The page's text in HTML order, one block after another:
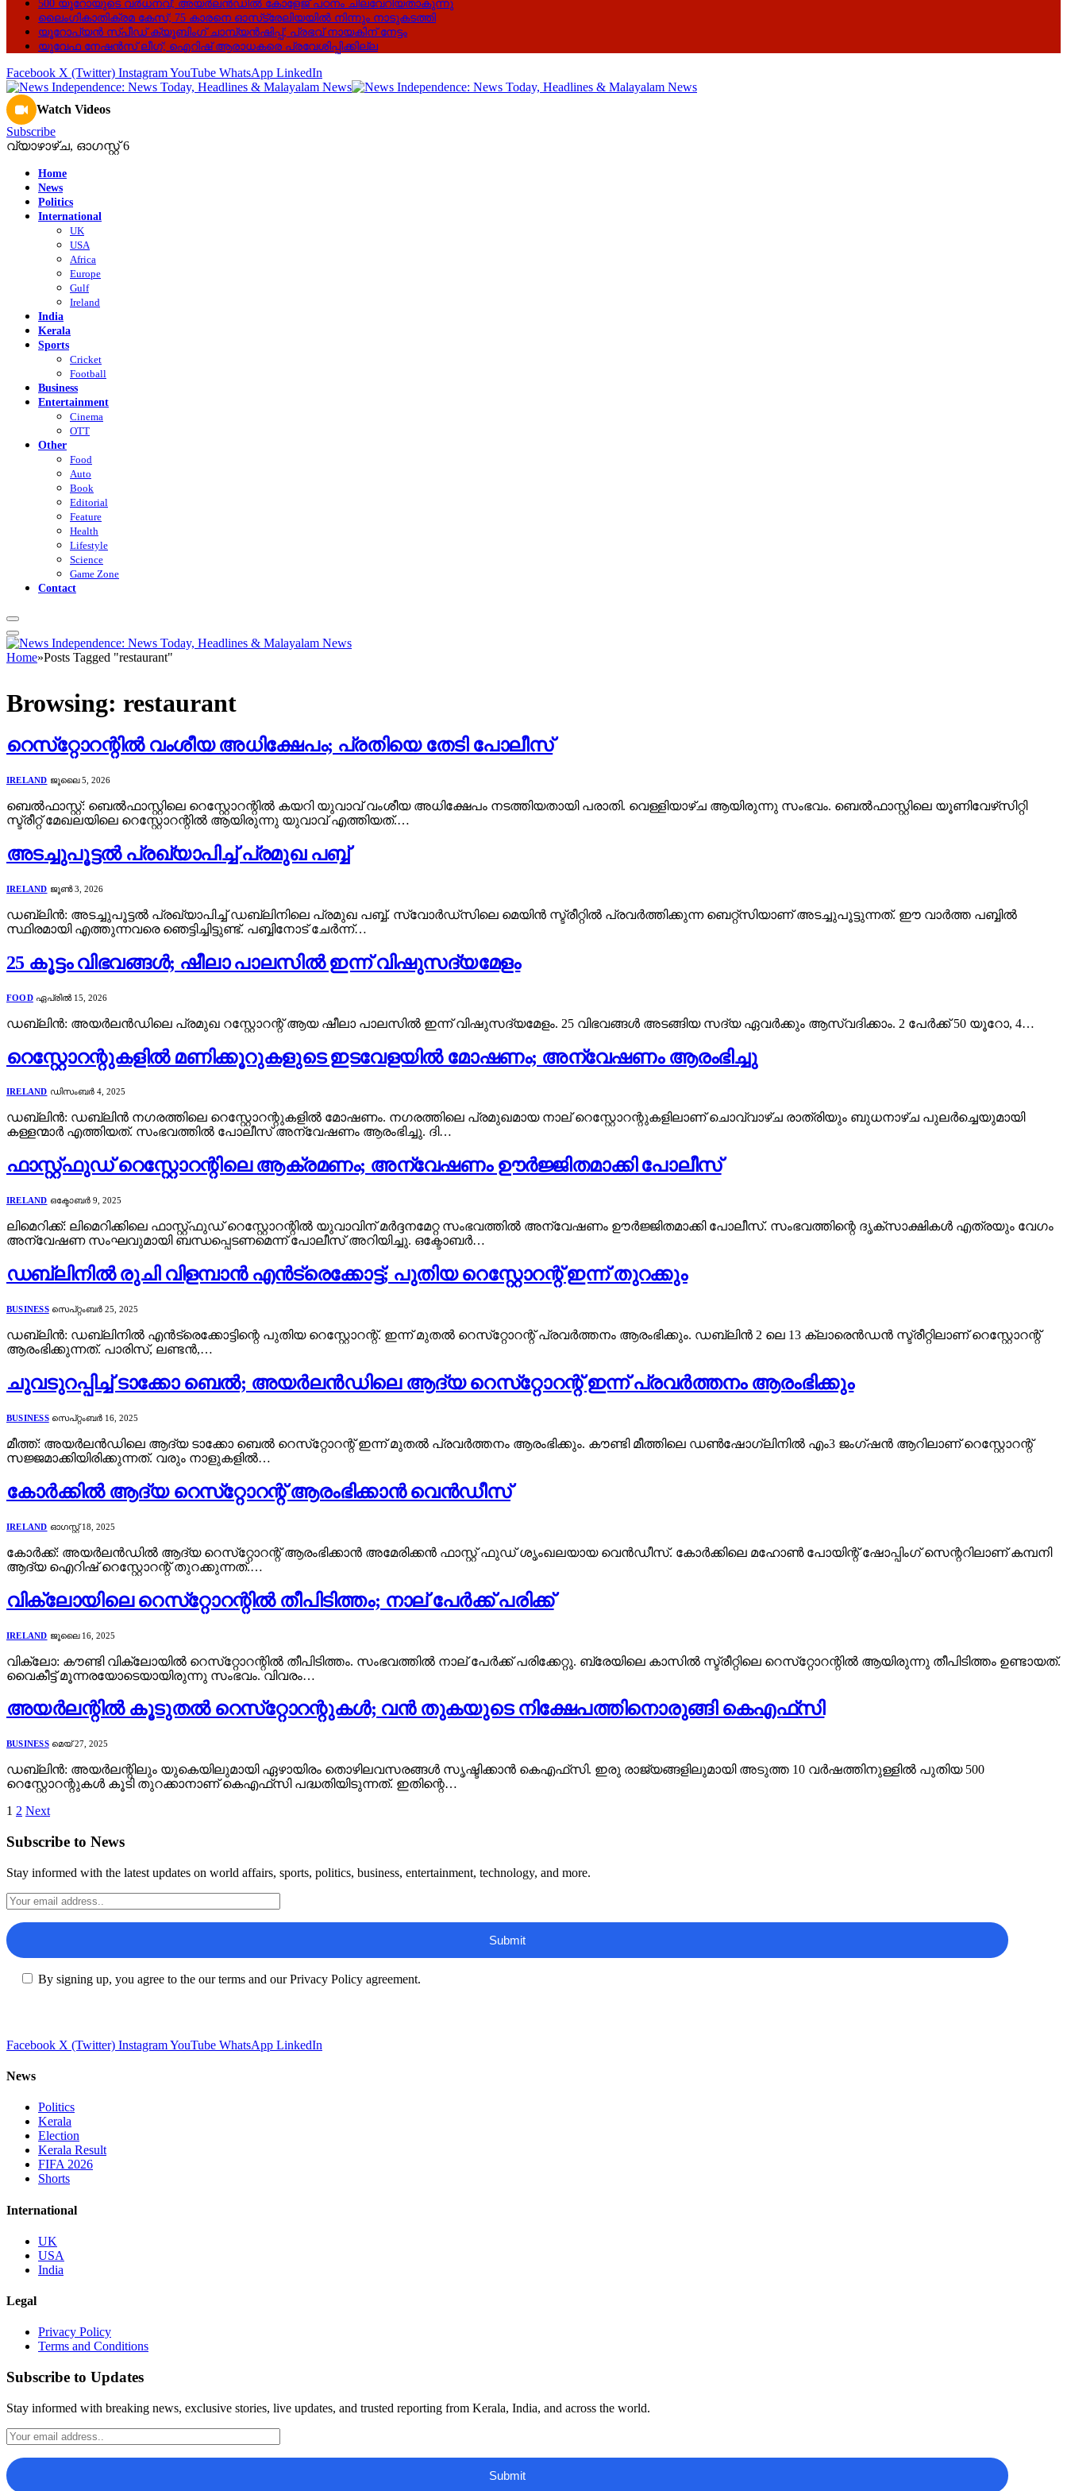
500 യൂറോയുടെ വർധനവ്; അയർലൻഡിൽ കോളേജ് പഠനം ചിലവേറിയതാകുന്നു
ലൈംഗികാതിക്രമ കേസ്; 75 കാരനെ ഓസ്‌ട്രേലിയയിൽ നിന്നും നാടുകടത്തി
യൂറോപ്യൻ സ്പീഡ് ക്യൂബിംഗ് ചാമ്പ്യൻഷിപ്പ്; പ്രഭവ് നായകിന് നേട്ടം
യുവേഫ നേഷൻസ് ലീഗ്; ഐറിഷ് ആരാധകരെ പ്രവേശിപ്പിക്കില്ല
Facebook X (Twitter) InstagramYouTube WhatsApp LinkedIn
Watch Videos
Subscribe
വ്യാഴാഴ്‌ച, ഓഗസ്റ്റ്‌ 6
Home
News
Politics
International
UK
USA
Africa
Europe
Gulf
Ireland
India
Kerala
Sports
Cricket
Football
Business
Entertainment
Cinema
OTT
Other
Food
Auto
Book
Editorial
Feature
Health
Lifestyle
Science
Game Zone
Contact
Home»Posts Tagged "restaurant"
Browsing: restaurant
റെസ്‌റ്റോറന്റിൽ വംശീയ അധിക്ഷേപം; പ്രതിയെ തേടി പോലീസ്
IRELAND ജൂലൈ 5, 2026
ബെൽഫാസ്റ്റ്: ബെൽഫാസ്റ്റിലെ റെസ്റ്റോറന്റിൽ കയറി യുവാവ് വംശീയ അധിക്ഷേപം നടത്തിയതായി പരാതി. വെള്ളിയാഴ്ച ആയിരുന്നു സംഭവം. ബെൽഫാസ്റ്റിലെ യൂണിവേഴ്‌സിറ്റി
സ്ട്രീറ്റ് മേഖലയിലെ റെസ്റ്റോറന്റിൽ ആയിരുന്നു യുവാവ് എത്തിയത്.…
അടച്ചുപൂട്ടൽ പ്രഖ്യാപിച്ച് പ്രമുഖ പബ്ബ്
IRELAND ജൂൺ 3, 2026
ഡബ്ലിൻ: അടച്ചുപൂട്ടൽ പ്രഖ്യാപിച്ച് ഡബ്ലിനിലെ പ്രമുഖ പബ്ബ്. സ്വോർഡ്‌സിലെ മെയിൻ സ്ട്രീറ്റിൽ പ്രവർത്തിക്കുന്ന ബെറ്റ്‌സിയാണ് അടച്ചുപൂട്ടുന്നത്. ഈ വാർത്ത പബ്ബിൽ
സ്ഥിരമായി എത്തുന്നവരെ ഞെട്ടിച്ചിട്ടുണ്ട്. പബ്ബിനോട് ചേർന്ന്…
25 കൂട്ടം വിഭവങ്ങൾ; ഷീലാ പാലസിൽ ഇന്ന് വിഷുസദ്യമേളം
FOOD ഏപ്രിൽ 15, 2026
ഡബ്ലിൻ: അയർലൻഡിലെ പ്രമുഖ റസ്റ്റോറന്റ് ആയ ഷീലാ പാലസിൽ ഇന്ന് വിഷുസദ്യമേളം. 25 വിഭവങ്ങൾ അടങ്ങിയ സദ്യ ഏവർക്കും ആസ്വദിക്കാം. 2 പേർക്ക് 50 യൂറോ, 4…
റെസ്റ്റോറന്റുകളിൽ മണിക്കൂറുകളുടെ ഇടവേളയിൽ മോഷണം; അന്വേഷണം ആരംഭിച്ചു
IRELAND ഡിസംബർ 4, 2025
ഡബ്ലിൻ: ഡബ്ലിൻ നഗരത്തിലെ റെസ്റ്റോറന്റുകളിൽ മോഷണം. നഗരത്തിലെ പ്രമുഖമായ നാല് റെസ്റ്റോറന്റുകളിലാണ് ചൊവ്വാഴ്ച രാത്രിയും ബുധനാഴ്ച പുലർച്ചെയുമായി
കള്ളന്മാർ എത്തിയത്. സംഭവത്തിൽ പോലീസ് അന്വേഷണം ആരംഭിച്ചു. ദി…
ഫാസ്റ്റ്ഫുഡ് റെസ്റ്റോറന്റിലെ ആക്രമണം; അന്വേഷണം ഊർജ്ജിതമാക്കി പോലീസ്
IRELAND ഒക്ടോബർ 9, 2025
ലിമെറിക്ക്: ലിമെറിക്കിലെ ഫാസ്റ്റ്ഫുഡ് റെസ്റ്റോറന്റിൽ യുവാവിന് മർദ്ദനമേറ്റ സംഭവത്തിൽ അന്വേഷണം ഊർജ്ജിതമാക്കി പോലീസ്. സംഭവത്തിന്റെ ദൃക്‌സാക്ഷികൾ എത്രയും വേഗം
അന്വേഷണ സംഘവുമായി ബന്ധപ്പെടണമെന്ന് പോലീസ് അറിയിച്ചു. ഒക്ടോബർ…
ഡബ്ലിനിൽ രുചി വിളമ്പാൻ എൻട്രെക്കോട്ട്; പുതിയ റെസ്റ്റോറന്റ് ഇന്ന് തുറക്കും
BUSINESS സെപ്റ്റംബർ 25, 2025
ഡബ്ലിൻ: ഡബ്ലിനിൽ എൻട്രെക്കോട്ടിന്റെ പുതിയ റെസ്റ്റോറന്റ്. ഇന്ന് മുതൽ റെസ്‌റ്റോറന്റ് പ്രവർത്തനം ആരംഭിക്കും. ഡബ്ലിൻ 2 ലെ 13 ക്ലാരെൻഡൻ സ്ട്രീറ്റിലാണ് റെസ്റ്റോറന്റ്
ആരംഭിക്കുന്നത്. പാരിസ്, ലണ്ടൻ,…
ചുവടുറപ്പിച്ച് ടാക്കോ ബെൽ; അയർലൻഡിലെ ആദ്യ റെസ്‌റ്റോറന്റ് ഇന്ന് പ്രവർത്തനം ആരംഭിക്കും
BUSINESS സെപ്റ്റംബർ 16, 2025
മീത്ത്: അയർലൻഡിലെ ആദ്യ ടാക്കോ ബെൽ റെസ്‌റ്റോറന്റ് ഇന്ന് മുതൽ പ്രവർത്തനം ആരംഭിക്കും. കൗണ്ടി മീത്തിലെ ഡൺഷോഗ്ലിനിൽ എം3 ജംഗ്ഷൻ ആറിലാണ് റെസ്റ്റോറന്റ്
സജ്ജമാക്കിയിരിക്കുന്നത്. വരും നാളുകളിൽ…
കോർക്കിൽ ആദ്യ റെസ്‌റ്റോറന്റ് ആരംഭിക്കാൻ വെൻഡീസ്
IRELAND ഓഗസ്റ്റ്‌ 18, 2025
കോർക്ക്: അയർലൻഡിൽ ആദ്യ റെസ്‌റ്റോറന്റ് ആരംഭിക്കാൻ അമേരിക്കൻ ഫാസ്റ്റ് ഫുഡ് ശൃംഖലയായ വെൻഡീസ്. കോർക്കിലെ മഹോൺ പോയിന്റ് ഷോപ്പിംഗ് സെന്ററിലാണ് കമ്പനി
ആദ്യ ഐറിഷ് റെസ്റ്റോറന്റ് തുറക്കുന്നത്.…
വിക്ലോയിലെ റെസ്‌റ്റോറന്റിൽ തീപിടിത്തം; നാല് പേർക്ക് പരിക്ക്
IRELAND ജൂലൈ 16, 2025
വിക്ലോ: കൗണ്ടി വിക്ലോയിൽ റെസ്‌റ്റോറന്റിൽ തീപിടിത്തം. സംഭവത്തിൽ നാല് പേർക്ക് പരിക്കേറ്റു. ബ്രേയിലെ കാസിൽ സ്ട്രീറ്റിലെ റെസ്‌റ്റോറന്റിൽ ആയിരുന്നു തീപിടിത്തം ഉണ്ടായത്.
വൈകീട്ട് മൂന്നരയോടെയായിരുന്നു സംഭവം. വിവരം…
അയർലന്റിൽ കൂടുതൽ റെസ്‌റ്റോറന്റുകൾ; വൻ തുകയുടെ നിക്ഷേപത്തിനൊരുങ്ങി കെഎഫ്‌സി
BUSINESS മെയ്‌ 27, 2025
ഡബ്ലിൻ: അയർലന്റിലും യുകെയിലുമായി ഏഴായിരം തൊഴിലവസരങ്ങൾ സൃഷ്ടിക്കാൻ കെഎഫ്‌സി. ഇരു രാജ്യങ്ങളിലുമായി അടുത്ത 10 വർഷത്തിനുള്ളിൽ പുതിയ 500
റെസ്റ്റോറന്റുകൾ കൂടി തുറക്കാനാണ് കെഎഫ്‌സി പദ്ധതിയിടുന്നത്. ഇതിന്റെ…
1 2 Next
Subscribe to News
Stay informed with the latest updates on world affairs, sports, politics, business, entertainment, technology, and more.
By signing up, you agree to the our terms and our Privacy Policy agreement.
Facebook X (Twitter) InstagramYouTube WhatsApp LinkedIn
News
Politics
Kerala
Election
Kerala Result
FIFA 2026
Shorts
International
UK
USA
India
Legal
Privacy Policy
Terms and Conditions
Subscribe to Updates
Stay informed with breaking news, exclusive stories, live updates, and trusted reporting from Kerala, India, and across the world.